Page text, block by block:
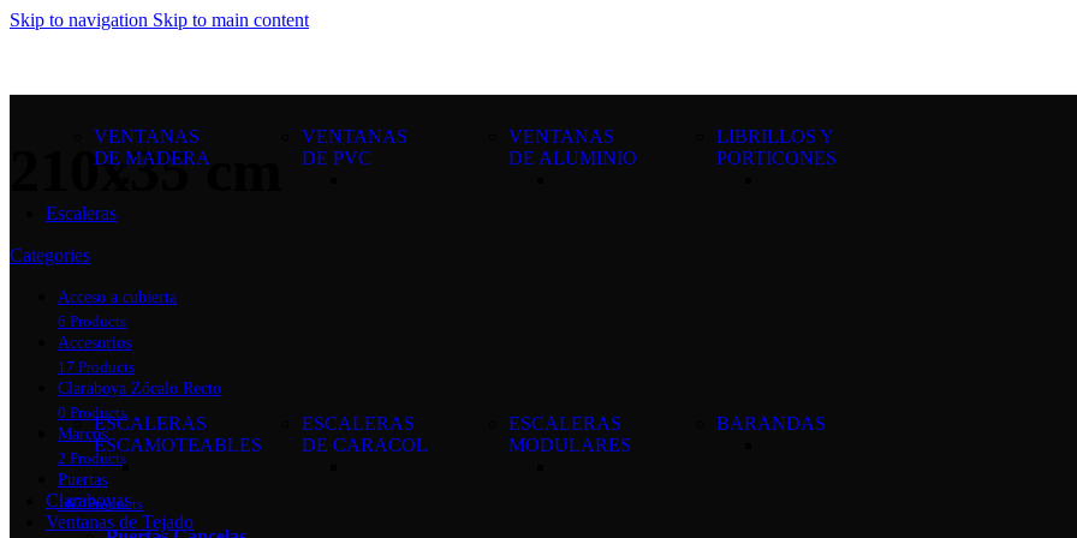
Skip to navigation Skip to main content
VENTANAS
DE MADERA
VENTANAS
DE PVC
VENTANAS
DE ALUMINIO
LIBRILLOS Y
PORTICONES
Escaleras
ESCALERAS
ESCAMOTEABLES
ESCALERAS
DE CARACOL
ESCALERAS
MODULARES
BARANDAS
Claraboyas
Ventanas de Tejado
Metálicas
210x35 cm
Categories
Acceso a cubierta
6 Products
Accesorios
17 Products
Claraboya Zócalo Recto
0 Products
Marcos
2 Products
Puertas
167 Products